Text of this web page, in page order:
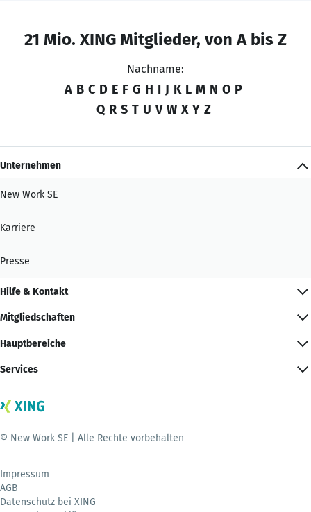
21 Mio. XING Mitglieder, von A bis Z
Nachname:
A B C D E F G H I J K L M N O P
Q R S T U V W X Y Z
Unternehmen
New Work SE
Karriere
Presse
Hilfe & Kontakt
Mitgliedschaften
Hauptbereiche
Services
© New Work SE | Alle Rechte vorbehalten
Impressum
AGB
Datenschutz bei XING